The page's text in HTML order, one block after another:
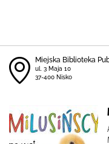
Miejska Biblioteka
ul. 3 Maja 10
37-400 Nisko